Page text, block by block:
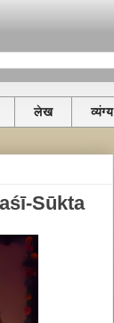
लेख व्यंग्य
Sūkta